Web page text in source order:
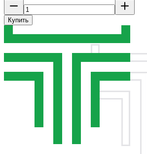
Купить